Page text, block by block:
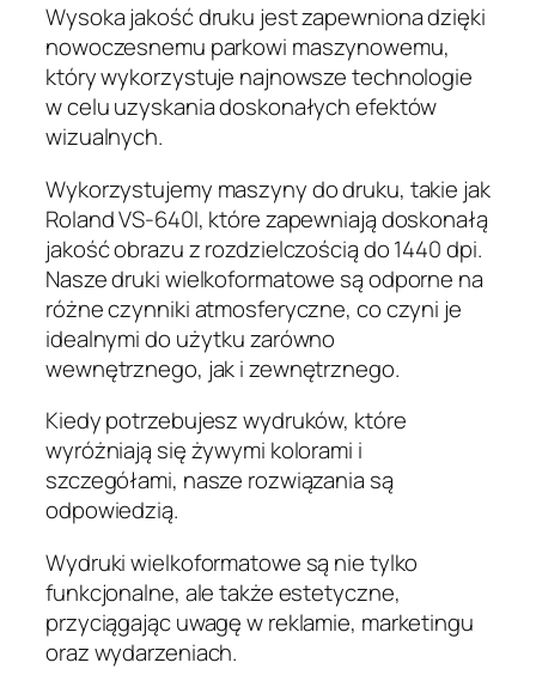
Wysoka jakość druku jest zapewniona dzięki
nowoczesnemu parkowi maszynowemu,
który wykorzystuje najnowsze technologie
w celu uzyskania doskonałych efektów
wizualnych.
Wykorzystujemy maszyny do druku, takie jak
Roland VS-640I, które zapewniają doskonałą
jakość obrazu z rozdzielczością do 1440 dpi.
Nasze druki wielkoformatowe są odporne na
różne czynniki atmosferyczne, co czyni je
idealnymi do użytku zarówno
wewnętrznego, jak i zewnętrznego.
Kiedy potrzebujesz wydruków, które
wyróżniają się żywymi kolorami i
szczegółami, nasze rozwiązania są
odpowiedzią.
Wydruki wielkoformatowe są nie tylko
funkcjonalne, ale także estetyczne,
przyciągając uwagę w reklamie, marketingu
oraz wydarzeniach.